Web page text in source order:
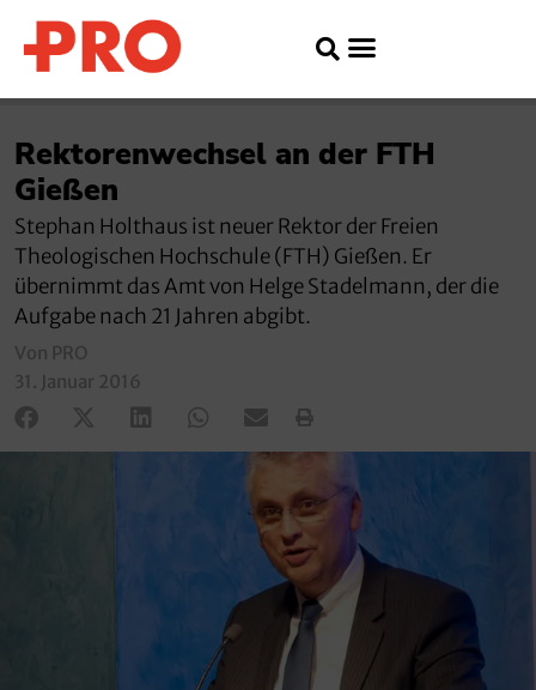
Rektorenwechsel an der FTH
Gießen
Stephan Holthaus ist neuer Rektor der Freien
Theologischen Hochschule (FTH) Gießen. Er
übernimmt das Amt von Helge Stadelmann, der die
Aufgabe nach 21 Jahren abgibt.
Von PRO
31. Januar 2016